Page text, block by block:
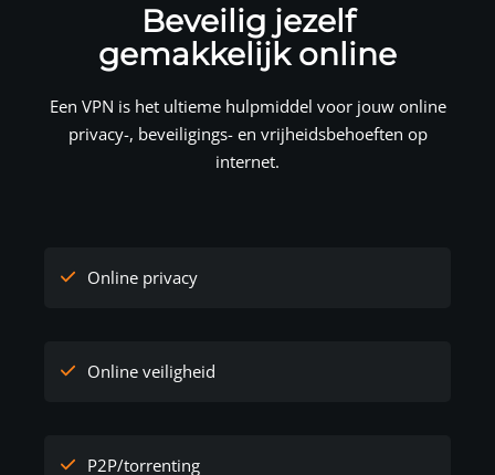
Beveilig jezelf
gemakkelijk online
Een VPN is het ultieme hulpmiddel voor jouw online
privacy-, beveiligings- en vrijheidsbehoeften op
internet.
Online privacy
Online veiligheid
P2P/torrenting